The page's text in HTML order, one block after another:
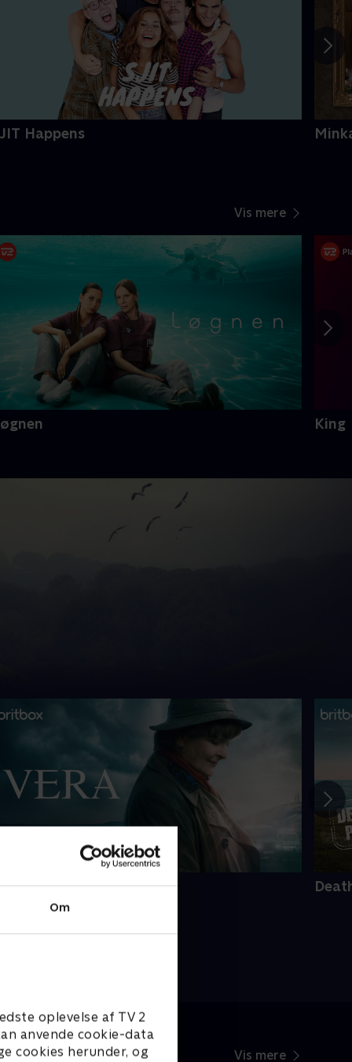
Om
oplevelse af TV 2
anvende cookie-data
cookies herunder, og
Happens
Vis mere
King
Vis mere